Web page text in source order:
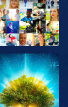
VERKEN DE
SERIE